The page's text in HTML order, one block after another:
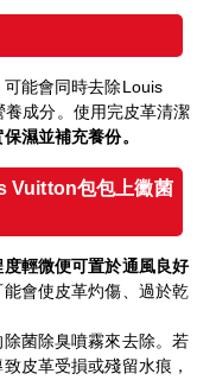
能會同時去除Louis
成分。使用完皮革清潔
濕並補充養份。
Vuitton包包上黴菌
輕微便可置於通風良好
會使皮革灼傷、過於乾
菌除臭噴霧來去除。若
皮革受損或殘留水痕，